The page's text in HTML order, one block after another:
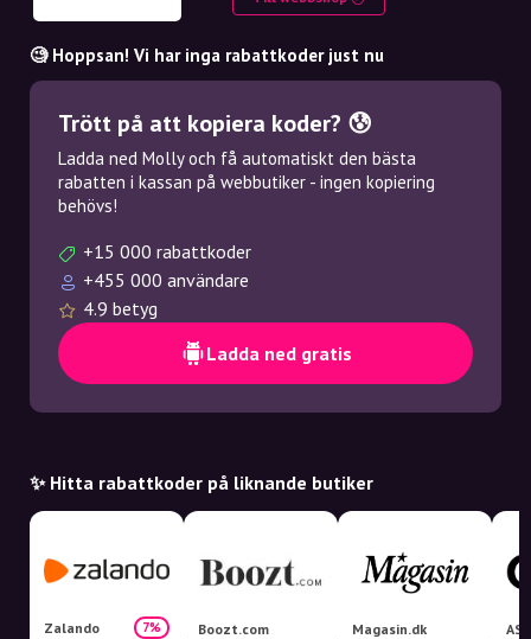
🧐 Hoppsan! Vi har inga rabattkoder just nu
Trött på att kopiera koder? 😰
Ladda ned Molly och få automatiskt den bästa
rabatten i kassan på webbutiker - ingen kopiering
behövs!
+15 000 rabattkoder
+455 000 användare
4.9 betyg
Ladda ned gratis
✨ Hitta rabattkoder på liknande butiker
Zalando 7% Boozt.com Magasin.dk